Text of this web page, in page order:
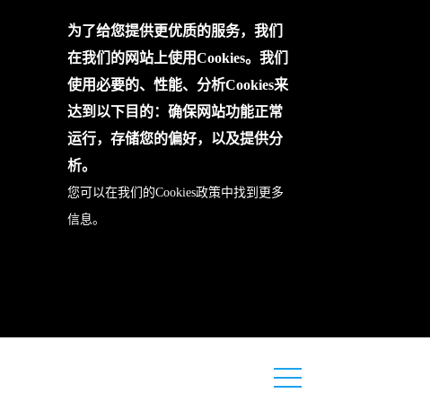
为了给您提供更优质的服务，我们
在我们的网站上使用Cookies。我们
使用必要的、性能、分析Cookies来
达到以下目的：确保网站功能正常
运行，存储您的偏好，以及提供分
析。
您可以在我们的Cookies政策中找到更多
信息。